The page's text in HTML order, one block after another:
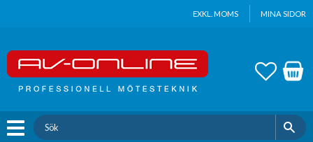
EXKL. MOMS MINA SIDOR